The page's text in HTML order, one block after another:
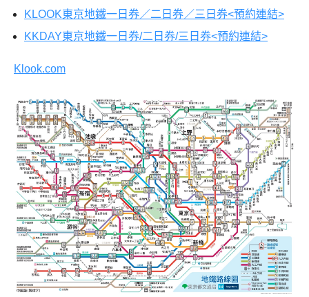
KLOOK東京地鐵一日券／二日券／三日券<預約連結>
KKDAY東京地鐵一日券/二日券/三日券<預約連結>
Klook.com